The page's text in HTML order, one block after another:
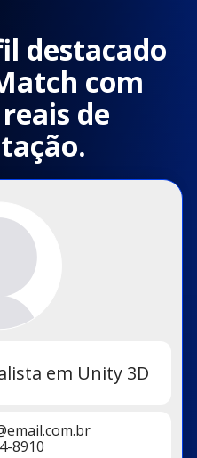
destacado
com
de
em Unity 3D
8910